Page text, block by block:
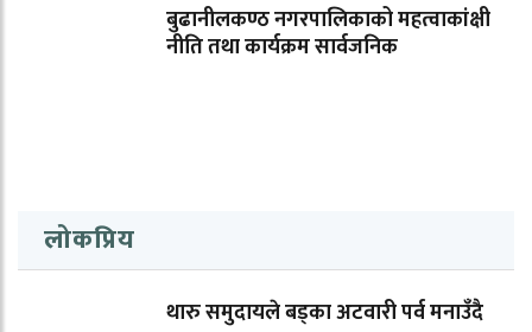
बुढानीलकण्ठ नगरपालिकाको महत्वाकांक्षी
नीति तथा कार्यक्रम सार्वजनिक
लोकप्रिय
थारु समुदायले बड्का अटवारी पर्व मनाउँदै